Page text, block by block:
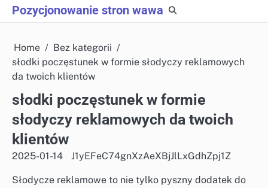
Skip
to
Pozycjonowanie stron wawa
Home
Bez kategorii
słodki poczęstunek w formie słodyczy reklamowych
da twoich klientów
słodki poczęstunek w formie
słodyczy reklamowych da twoich
klientów
2025-01-14 J1yEFeC74gnXzAeXBjJlLxGdhZpj1Z
Słodycze reklamowe to nie tylko pyszny dodatek do